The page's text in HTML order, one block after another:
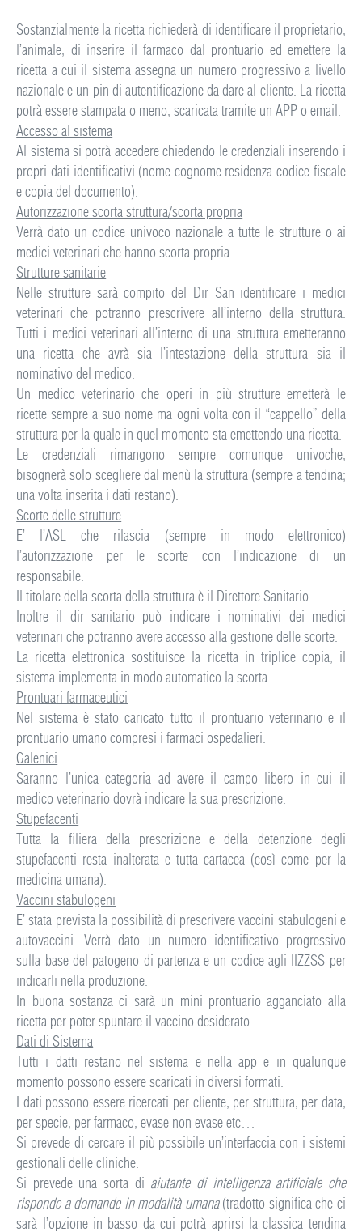
Sostanzialmente la ricetta richiederà di identificare il proprietario,
l’animale, di inserire il farmaco dal prontuario ed emettere la
ricetta a cui il sistema assegna un numero progressivo a livello
nazionale e un pin di autentificazione da dare al cliente. La ricetta
potrà essere stampata o meno, scaricata tramite un APP o email.
Accesso al sistema
Al sistema si potrà accedere chiedendo le credenziali inserendo i
propri dati identificativi (nome cognome residenza codice fiscale
e copia del documento).
Autorizzazione scorta struttura/scorta propria
Verrà dato un codice univoco nazionale a tutte le strutture o ai
medici veterinari che hanno scorta propria.
Strutture sanitarie
Nelle strutture sarà compito del Dir San identificare i medici
veterinari che potranno prescrivere all’interno della struttura.
Tutti i medici veterinari all’interno di una struttura emetteranno
una ricetta che avrà sia l’intestazione della struttura sia il
nominativo del medico.
Un medico veterinario che operi in più strutture emetterà le
ricette sempre a suo nome ma ogni volta con il “cappello” della
struttura per la quale in quel momento sta emettendo una ricetta.
Le credenziali rimangono sempre comunque univoche,
bisognerà solo scegliere dal menù la struttura (sempre a tendina;
una volta inserita i dati restano).
Scorte delle strutture
E’ l’ASL che rilascia (sempre in modo elettronico)
l’autorizzazione per le scorte con l’indicazione di un
responsabile.
Il titolare della scorta della struttura è il Direttore Sanitario.
Inoltre il dir sanitario può indicare i nominativi dei medici
veterinari che potranno avere accesso alla gestione delle scorte.
La ricetta elettronica sostituisce la ricetta in triplice copia, il
sistema implementa in modo automatico la scorta.
Prontuari farmaceutici
Nel sistema è stato caricato tutto il prontuario veterinario e il
prontuario umano compresi i farmaci ospedalieri.
Galenici
Saranno l’unica categoria ad avere il campo libero in cui il
medico veterinario dovrà indicare la sua prescrizione.
Stupefacenti
Tutta la filiera della prescrizione e della detenzione degli
stupefacenti resta inalterata e tutta cartacea (così come per la
medicina umana).
Vaccini stabulogeni
E’ stata prevista la possibilità di prescrivere vaccini stabulogeni e
autovaccini. Verrà dato un numero identificativo progressivo
sulla base del patogeno di partenza e un codice agli IIZZSS per
indicarli nella produzione.
In buona sostanza ci sarà un mini prontuario agganciato alla
ricetta per poter spuntare il vaccino desiderato.
Dati di Sistema
Tutti i datti restano nel sistema e nella app e in qualunque
momento possono essere scaricati in diversi formati.
I dati possono essere ricercati per cliente, per struttura, per data,
per specie, per farmaco, evase non evase etc…
Si prevede di cercare il più possibile un’interfaccia con i sistemi
gestionali delle cliniche.
Si prevede una sorta di aiutante di intelligenza artificiale che
risponde a domande in modalità umana(tradotto significa che ci
sarà l’opzione in basso da cui potrà aprirsi la classica tendina